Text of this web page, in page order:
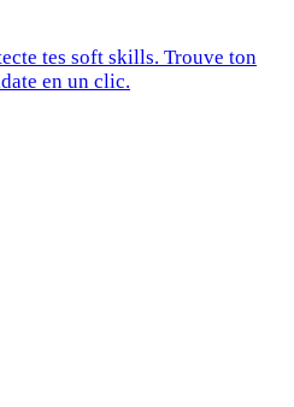
tes soft skills. Trouve ton
en un clic.